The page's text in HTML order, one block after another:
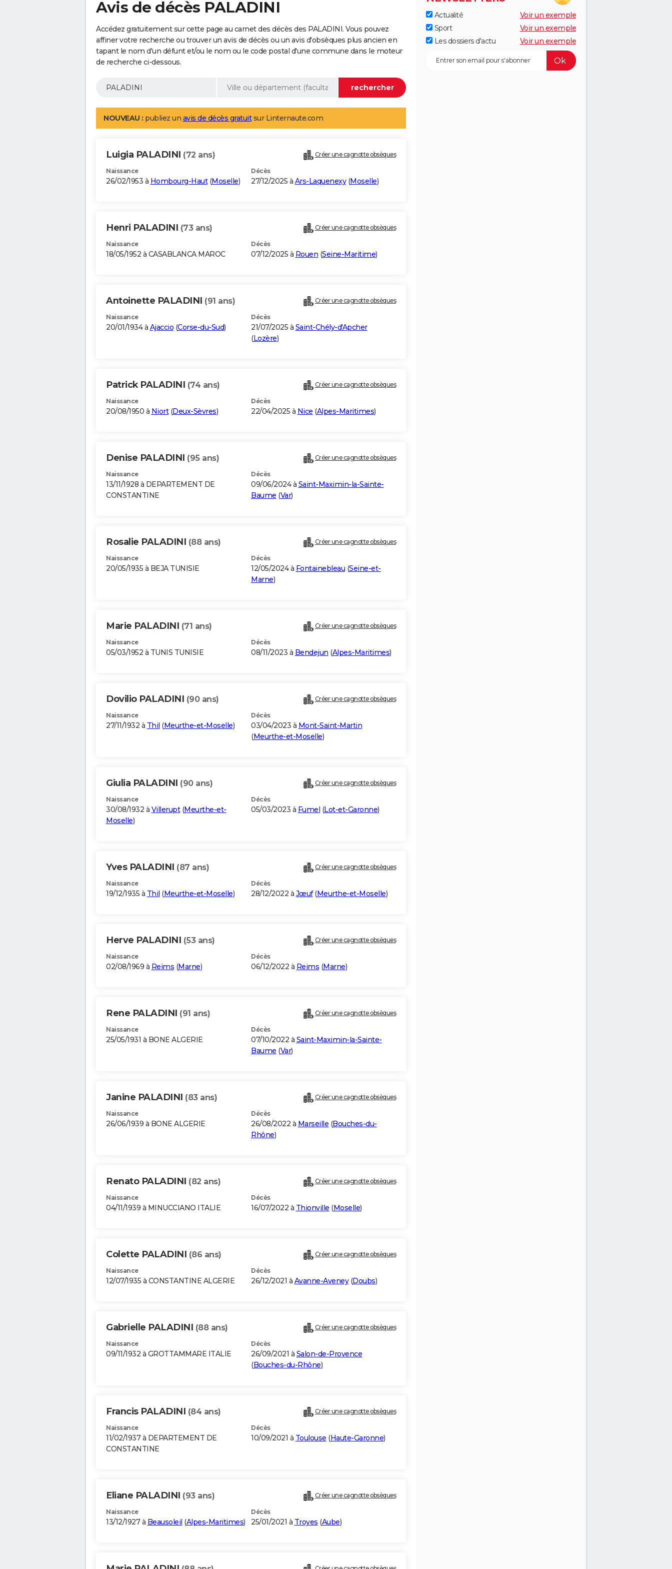
Avis de décès PALADINI
Accédez gratuitement sur cette page au carnet des décès des PALADINI. Vous pouvez
affiner votre recherche ou trouver un avis de décès ou un avis d'obsèques plus ancien en
tapant le nom d'un défunt et/ou le nom ou le code postal d'une commune dans le moteur
de recherche ci-dessous.
NOUVEAU : publiez un avis de décès gratuitsur Linternaute.com
Luigia PALADINI (72 ans) Créer une cagnotte obsèques
Naissance
26/02/1953 à Hombourg-Haut(Moselle)
Décès
27/12/2025 à Ars-Laquenexy(Moselle)
Henri PALADINI (73 ans) Créer une cagnotte obsèques
Naissance
18/05/1952 à CASABLANCA MAROC
Décès
07/12/2025 à Rouen (Seine-Maritime)
Antoinette PALADINI (91 ans) Créer une cagnotte obsèques
Naissance
20/01/1934 à Ajaccio (Corse-du-Sud)
Décès
21/07/2025 à Saint-Chély-d'Apcher
(Lozère)
Patrick PALADINI (74 ans) Créer une cagnotte obsèques
Naissance
20/08/1950 à Niort(Deux-Sèvres)
Décès
22/04/2025 à Nice (Alpes-Maritimes)
Denise PALADINI (95 ans) Créer une cagnotte obsèques
Naissance
13/11/1928 à DEPARTEMENT DE
CONSTANTINE
Décès
09/06/2024 à Saint-Maximin-la-Sainte-
Baume (Var)
Rosalie PALADINI (88 ans) Créer une cagnotte obsèques
Naissance
20/05/1935 à BEJA TUNISIE
Décès
12/05/2024 à Fontainebleau (Seine-et-
Marne)
Marie PALADINI (71 ans) Créer une cagnotte obsèques
Naissance
05/03/1952 à TUNIS TUNISIE
Décès
08/11/2023 à Bendejun (Alpes-Maritimes)
Dovilio PALADINI (90 ans) Créer une cagnotte obsèques
Naissance
27/11/1932 à Thil (Meurthe-et-Moselle)
Décès
03/04/2023 à Mont-Saint-Martin
(Meurthe-et-Moselle)
Giulia PALADINI (90 ans) Créer une cagnotte obsèques
Naissance
30/08/1932 à Villerupt(Meurthe-et-
Moselle)
Décès
05/03/2023 à Fumel (Lot-et-Garonne)
Yves PALADINI (87 ans) Créer une cagnotte obsèques
Naissance
19/12/1935 à Thil (Meurthe-et-Moselle)
Décès
28/12/2022 à Jœuf(Meurthe-et-Moselle)
Herve PALADINI (53 ans) Créer une cagnotte obsèques
Naissance
02/08/1969 à Reims (Marne)
Décès
06/12/2022 à Reims (Marne)
Rene PALADINI (91 ans) Créer une cagnotte obsèques
Naissance
25/05/1931 à BONE ALGERIE
Décès
07/10/2022 à Saint-Maximin-la-Sainte-
Baume (Var)
Janine PALADINI (83 ans) Créer une cagnotte obsèques
Naissance
26/06/1939 à BONE ALGERIE
Décès
26/08/2022 à Marseille (Bouches-du-
Rhône)
Renato PALADINI (82 ans) Créer une cagnotte obsèques
Naissance
04/11/1939 à MINUCCIANO ITALIE
Décès
16/07/2022 à Thionville (Moselle)
Colette PALADINI (86 ans) Créer une cagnotte obsèques
Naissance
12/07/1935 à CONSTANTINE ALGERIE
Décès
26/12/2021 à Avanne-Aveney(Doubs)
Gabrielle PALADINI (88 ans) Créer une cagnotte obsèques
Naissance
09/11/1932 à GROTTAMMARE ITALIE
Décès
26/09/2021 à Salon-de-Provence
(Bouches-du-Rhône)
Francis PALADINI (84 ans) Créer une cagnotte obsèques
Naissance
11/02/1937 à DEPARTEMENT DE
CONSTANTINE
Décès
10/09/2021 à Toulouse (Haute-Garonne)
Eliane PALADINI (93 ans) Créer une cagnotte obsèques
Naissance
13/12/1927 à Beausoleil (Alpes-Maritimes)
Décès
25/01/2021 à Troyes (Aube)
Actualité
Voir un exemple
Sport
Voir un exemple
Les dossiers d'actu
Voir un exemple